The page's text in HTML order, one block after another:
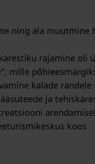
ning ala muutmine
rajamine oli
mille
kalade rändele
ja
koos